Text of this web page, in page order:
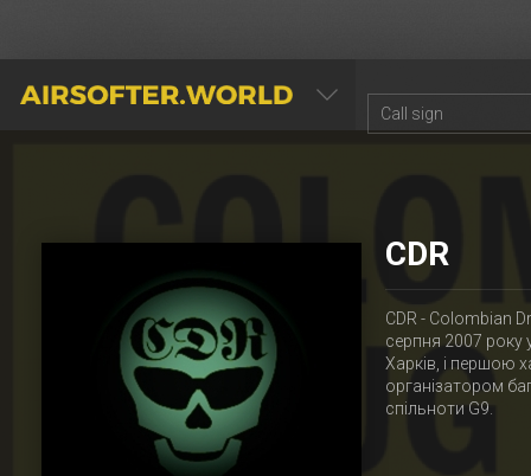
AIRSOFTER.WORLD
CDR
CDR - Colombian
серпня 2007
Харків, і першою
організатором
спільноти G9.